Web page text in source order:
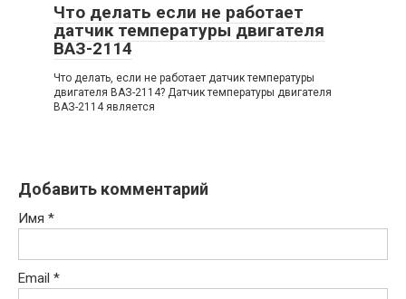
Что делать если не работает
датчик температуры двигателя
ВАЗ-2114
Что делать, если не работает датчик температуры
двигателя ВАЗ-2114? Датчик температуры двигателя
ВАЗ-2114 является
Добавить комментарий
Имя *
Email *